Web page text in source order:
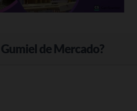
de Mercado?